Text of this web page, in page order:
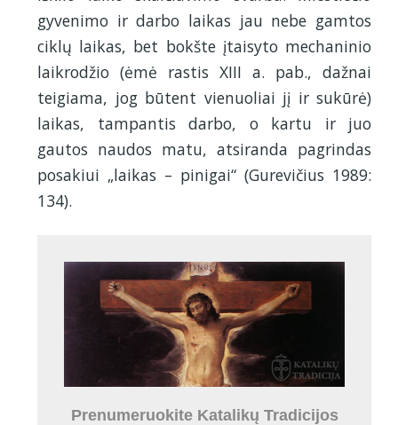
gyvenimo ir darbo laikas jau nebe gamtos
ciklų laikas, bet bokšte įtaisyto mechaninio
laikrodžio (ėmė rastis XIII a. pab., dažnai
teigiama, jog būtent vienuoliai jį ir sukūrė)
laikas, tampantis darbo, o kartu ir juo
gautos naudos matu, atsiranda pagrindas
posakiui „laikas – pinigai“ (Gurevičius 1989:
134).
Prenumeruokite Katalikų Tradicijos